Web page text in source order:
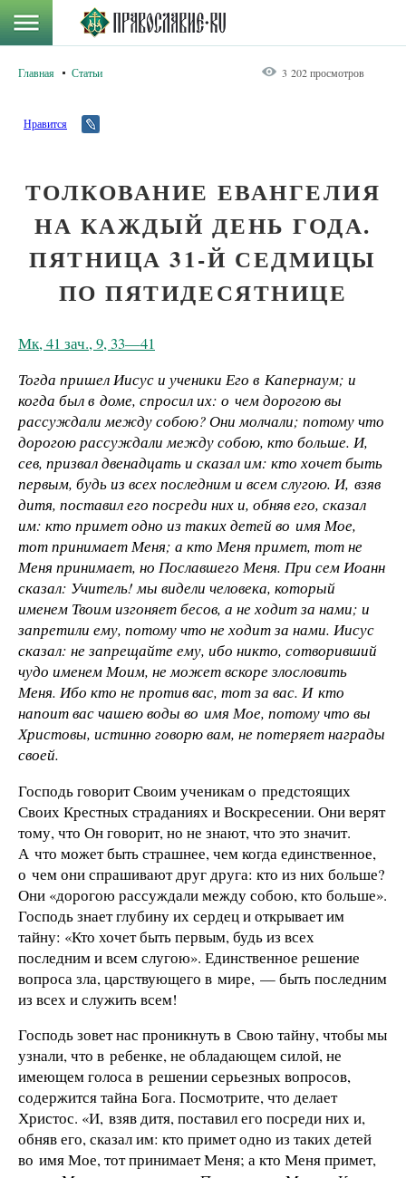
Главная Статьи 3 202 просмотров
Нравится
ТОЛКОВАНИЕ ЕВАНГЕЛИЯ
НА КАЖДЫЙ ДЕНЬ ГОДА.
ПЯТНИЦА 31-Й СЕДМИЦЫ
ПО ПЯТИДЕСЯТНИЦЕ
Мк, 41 зач., 9, 33—41
Тогда пришел Иисус и ученики Его в Капернаум; и
когда был в доме, спросил их: о чем дорогою вы
рассуждали между собою? Они молчали; потому что
дорогою рассуждали между собою, кто больше. И,
сев, призвал двенадцать и сказал им: кто хочет быть
первым, будь из всех последним и всем слугою. И, взяв
дитя, поставил его посреди них и, обняв его, сказал
им: кто примет одно из таких детей во имя Мое,
тот принимает Меня; а кто Меня примет, тот не
Меня принимает, но Пославшего Меня. При сем Иоанн
сказал: Учитель! мы видели человека, который
именем Твоим изгоняет бесов, а не ходит за нами; и
запретили ему, потому что не ходит за нами. Иисус
сказал: не запрещайте ему, ибо никто, сотворивший
чудо именем Моим, не может вскоре злословить
Меня. Ибо кто не против вас, тот за вас. И кто
напоит вас чашею воды во имя Мое, потому что вы
Христовы, истинно говорю вам, не потеряет награды
своей.
Господь говорит Своим ученикам о предстоящих
Своих Крестных страданиях и Воскресении. Они верят
тому, что Он говорит, но не знают, что это значит.
А что может быть страшнее, чем когда единственное,
о чем они спрашивают друг друга: кто из них больше?
Они «дорогою рассуждали между собою, кто больше».
Господь знает глубину их сердец и открывает им
тайну: «Кто хочет быть первым, будь из всех
последним и всем слугою». Единственное решение
вопроса зла, царствующего в мире, — быть последним
из всех и служить всем!
Господь зовет нас проникнуть в Свою тайну, чтобы мы
узнали, что в ребенке, не обладающем силой, не
имеющем голоса в решении серьезных вопросов,
содержится тайна Бога. Посмотрите, что делает
Христос. «И, взяв дитя, поставил его посреди них и,
обняв его, сказал им: кто примет одно из таких детей
во имя Мое, тот принимает Меня; а кто Меня примет,